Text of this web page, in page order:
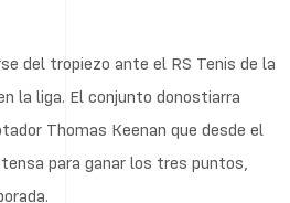
del tropiezo ante el RS Tenis de la
la liga. El conjunto donostiarra
Thomas Keenan que desde el
para ganar los tres puntos,